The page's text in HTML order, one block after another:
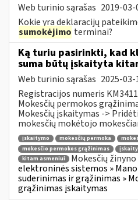
Web turinio sąrašas 2019-03-
Kokie yra deklaracijų
sumokėjimo terminai?
Ką turiu pasirinkti, kad
suma būtų įskaityta
Web turinio sąrašas 2025-03-
Registracijos numeris
Mokesčių permokos
Mokesčių įskaitymas ->
mokesčių mokėtojo
įskaitymo mokesčių permoka
mokesčio permokos grąžinimas
kitam asmeniui
Mokesčių
elektroninės sistemos » Mano
suderinimas ir grąžinimas »
grąžinimas įskaitymas